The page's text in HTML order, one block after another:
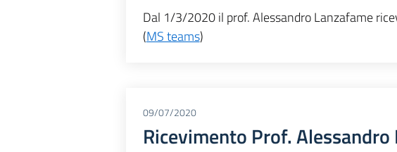
Dal 1/3/2020 il prof. Alessandro Lanzafame
(MS teams)
09/07/2020
Ricevimento Prof. Alessandro